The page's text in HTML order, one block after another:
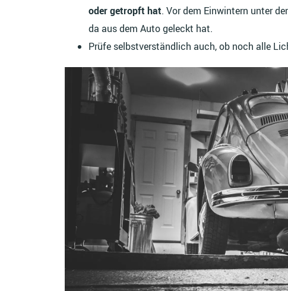
oder getropft hat. Vor dem Einwintern unter
da aus dem Auto geleckt hat.
Prüfe selbstverständlich auch, ob noch alle